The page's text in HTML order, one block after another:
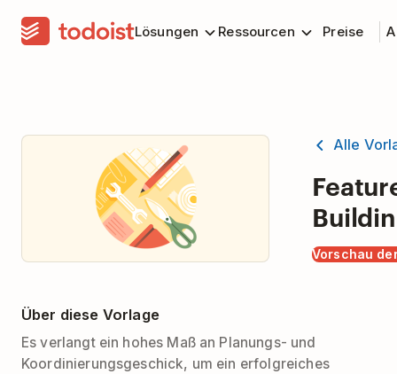
Lösungen Ressourcen Preise
Alle
Vorschau
Über diese Vorlage
Es verlangt ein hohes Maß an Planungs- und
Koordinierungsgeschick, um ein erfolgreiches